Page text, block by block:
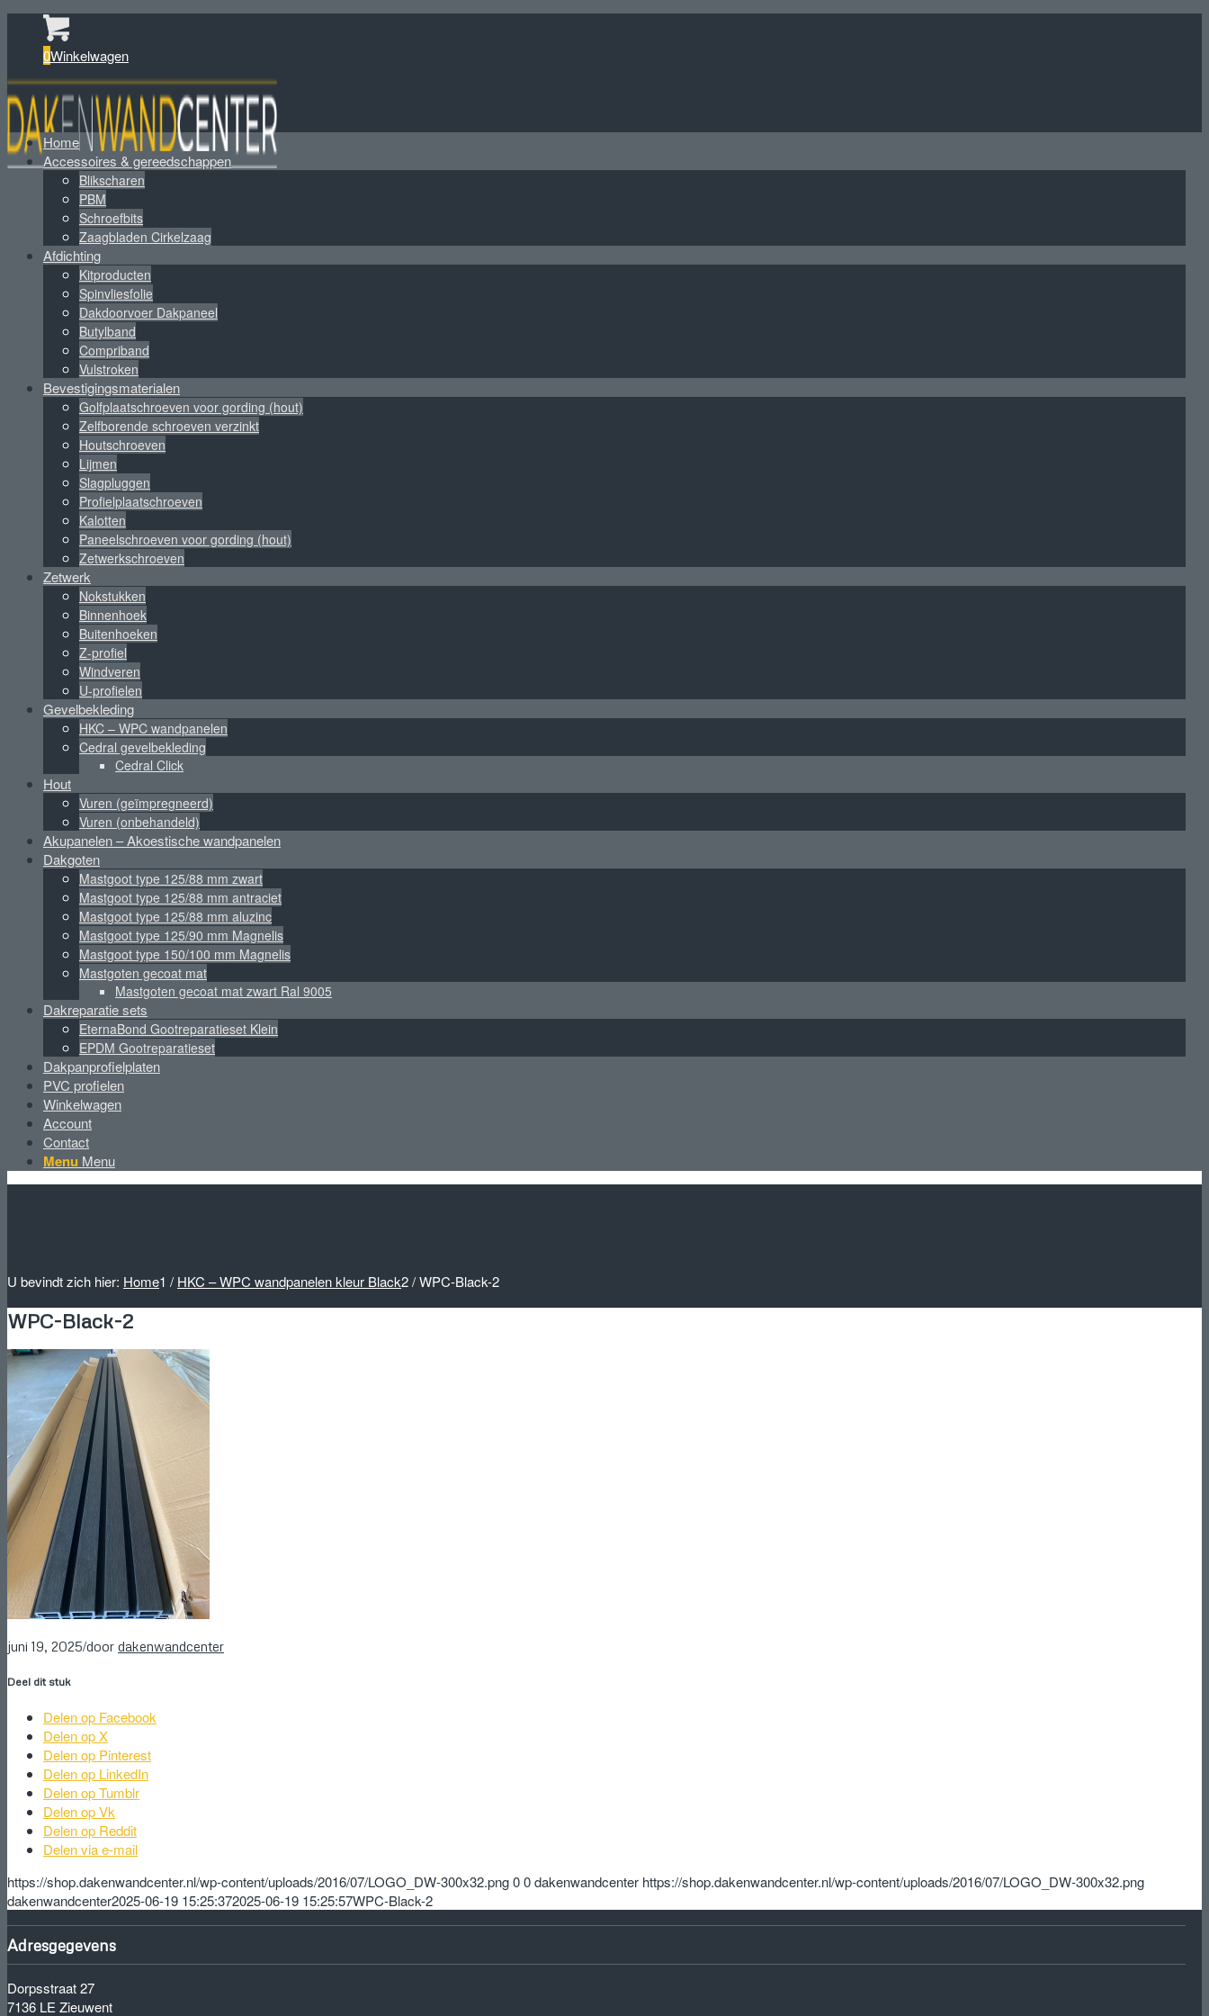
0Winkelwagen
Home
Accessoires & gereedschappen
Blikscharen
PBM
Schroefbits
Zaagbladen Cirkelzaag
Afdichting
Kitproducten
Spinvliesfolie
Dakdoorvoer Dakpaneel
Butylband
Compriband
Vulstroken
Bevestigingsmaterialen
Golfplaatschroeven voor gording (hout)
Zelfborende schroeven verzinkt
Houtschroeven
Lijmen
Slagpluggen
Profielplaatschroeven
Kalotten
Paneelschroeven voor gording (hout)
Zetwerkschroeven
Zetwerk
Nokstukken
Binnenhoek
Buitenhoeken
Z-profiel
Windveren
U-profielen
Gevelbekleding
HKC – WPC wandpanelen
Cedral gevelbekleding
Cedral Click
Hout
Vuren (geïmpregneerd)
Vuren (onbehandeld)
Akupanelen – Akoestische wandpanelen
Dakgoten
Mastgoot type 125/88 mm zwart
Mastgoot type 125/88 mm antraciet
Mastgoot type 125/88 mm aluzinc
Mastgoot type 125/90 mm Magnelis
Mastgoot type 150/100 mm Magnelis
Mastgoten gecoat mat
Mastgoten gecoat mat zwart Ral 9005
Dakreparatie sets
EternaBond Gootreparatieset Klein
EPDM Gootreparatieset
Dakpanprofielplaten
PVC profielen
Winkelwagen
Account
Contact
Menu Menu
U bevindt zich hier: Home1 / HKC – WPC wandpanelen kleur Black2/WPC-Black-2
WPC-Black-2
juni 19, 2025/door dakenwandcenter
Deel dit stuk
Delen op Facebook
Delen op X
Delen op Pinterest
Delen op LinkedIn
Delen op Tumblr
Delen op Vk
Delen op Reddit
Delen via e-mail
https://shop.dakenwandcenter.nl/wp-content/uploads/2016/07/LOGO_DW-300x32.png00dakenwandcenter https://shop.dakenwandcenter.nl/wp-content/uploads/2016/07/LOGO_DW-300x32.png
dakenwandcenter2025-06-19 15:25:372025-06-19 15:25:57WPC-Black-2
Adresgegevens
Dorpsstraat 27
7136 LE Zieuwent